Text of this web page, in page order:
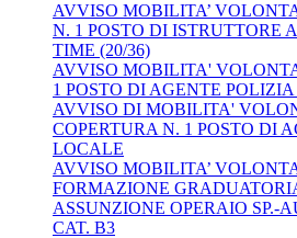
AVVISO MOBILITA’
N. 1 POSTO DI ISTRUTTORE
TIME (20/36)
AVVISO MOBILITA'
1 POSTO DI AGENTE
AVVISO DI MOBILITA'
COPERTURA N. 1 POSTO DI
LOCALE
AVVISO MOBILITA’
FORMAZIONE
ASSUNZIONE OPERAIO SP.-
CAT. B3